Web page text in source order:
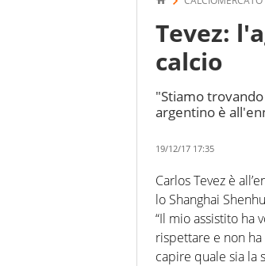
Tevez:
calcio
"Stiamo
argentino è
19/12/17 17:35
Carlos Tevez è
lo Shanghai
“Il mio assistito ha
rispettare e non
capire quale sia la